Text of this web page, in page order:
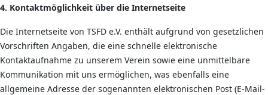
4. Kontaktmöglichkeit über die Internetseite
Die Internetseite von TSFD e.V. enthält aufgrund von gesetzlichen
Vorschriften Angaben, die eine schnelle elektronische
Kontaktaufnahme zu unserem Verein sowie eine unmittelbare
Kommunikation mit uns ermöglichen, was ebenfalls eine
allgemeine Adresse der sogenannten elektronischen Post (E-Mail-